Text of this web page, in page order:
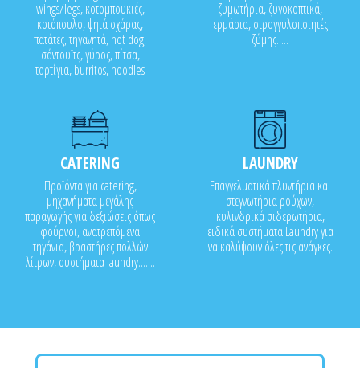
wings/legs, κοτομπουκιές,
κοτόπουλο, ψητά σχάρας,
πατάτες, τηγανητά, hot dog,
σάντουϊτς, γύρος, πίτσα,
τορτίγια, burritos, noodles
ζυμωτήρια, ζυγοκοπτικά,
ερμάρια, στρογγυλοποιητές
ζύμης.....
CATERING
Προϊόντα για catering,
μηχανήματα μεγάλης
παραγωγής για δεξιώσεις όπως
φούρνοι, ανατρεπόμενα
τηγάνια, βραστήρες πολλών
λίτρων, συστήματα laundry.......
LAUNDRY
Επαγγελματικά πλυντήρια και
στεγνωτήρια ρούχων,
κυλινδρικά σιδερωτήρια,
ειδικά συστήματα Laundry για
να καλύψουν όλες τις ανάγκες.